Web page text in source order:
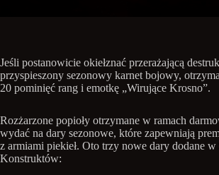
Jeśli postanowicie okiełznać przerażającą
przyspieszony sezonowy karnet bojowy,
20 pominięć rang i emotkę „Wirujące Krosno”.
Rozżarzone popioły otrzymane w ramach
wydać na dary sezonowe, które zapewniają
z armiami piekieł. Oto trzy nowe dary dodane w
Konstruktów: